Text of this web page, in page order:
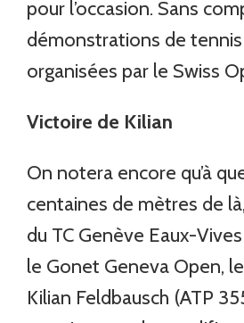
pour l’occasion. Sans
démonstrations de
organisées par le Swiss
Victoire de Kilian
On notera encore qu’à
centaines de mètres de
du TC Genève Eaux-
le Gonet Geneva Open,
Kilian Feldbausch (ATP